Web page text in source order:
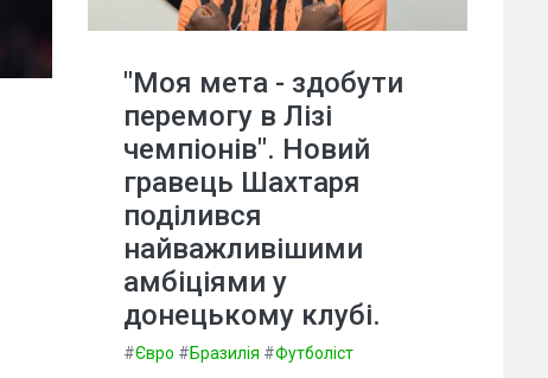
"Моя мета - здобути
перемогу в Лізі
чемпіонів". Новий
гравець Шахтаря
поділився
найважливішими
амбіціями у
донецькому клубі.
#Євро #Бразилія #Футболіст